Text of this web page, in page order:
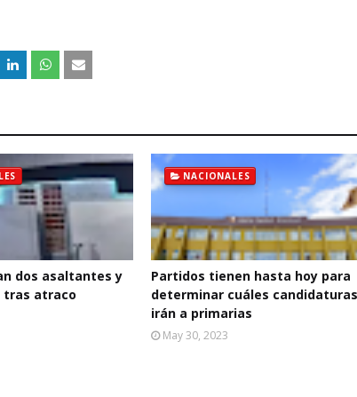
dos asaltantes y
tras atraco
NACIONALES
Partidos tienen hasta hoy para
determinar cuáles candidaturas
irán a primarias
May 30, 2023